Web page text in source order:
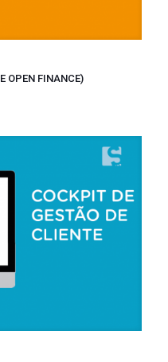
OPEN FINANCE)